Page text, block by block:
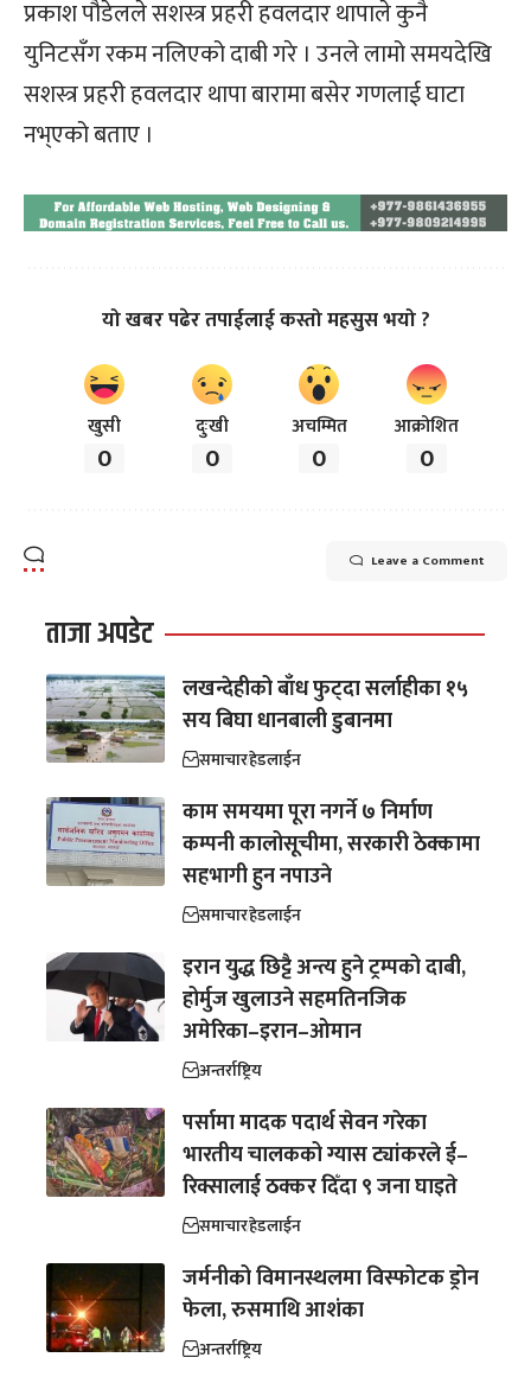
प्रकाश पौडेलले सशस्त्र प्रहरी हवलदार थापाले कुनै
युनिटसँग रकम नलिएको दाबी गरे । उनले लामो समयदेखि
सशस्त्र प्रहरी हवलदार थापा बारामा बसेर गणलाई घाटा
नभ्एको बताए ।
यो खबर पढेर तपाईलाई कस्तो महसुस भयो ?
खुसी
0
दुःखी
0
अचम्मित
0
आक्रोशित
0
Leave a Comment
ताजा अपडेट
लखन्देहीको बाँध फुट्दा सर्लाहीका १५
सय बिघा धानबाली डुबानमा
समाचारहेडलाईन
काम समयमा पूरा नगर्ने ७ निर्माण
कम्पनी कालोसूचीमा, सरकारी ठेक्कामा
सहभागी हुन नपाउने
समाचारहेडलाईन
इरान युद्ध छिट्टै अन्त्य हुने ट्रम्पको दाबी,
होर्मुज खुलाउने सहमतिनजिक
अमेरिका–इरान–ओमान
अन्तर्राष्ट्रिय
पर्सामा मादक पदार्थ सेवन गरेका
भारतीय चालकको ग्यास ट्यांकरले ई–
रिक्सालाई ठक्कर दिँदा ९ जना घाइते
समाचारहेडलाईन
जर्मनीको विमानस्थलमा विस्फोटक ड्रोन
फेला, रुसमाथि आशंका
अन्तर्राष्ट्रिय